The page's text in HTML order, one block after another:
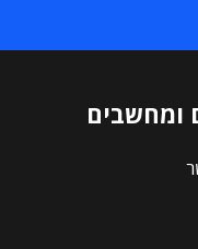
ומחשבים